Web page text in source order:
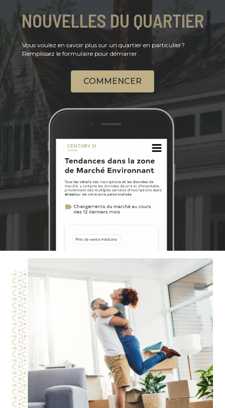
NOUVELLES DU QUARTIER
Vous voulez en savoir plus sur un quartier en particulier?
Remplissez le formulaire pour démarrer.
COMMENCER